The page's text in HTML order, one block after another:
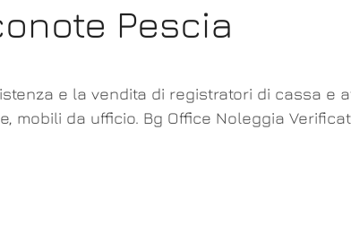
Pescia
e la vendita di registratori di cassa
da ufficio. Bg Office Noleggia